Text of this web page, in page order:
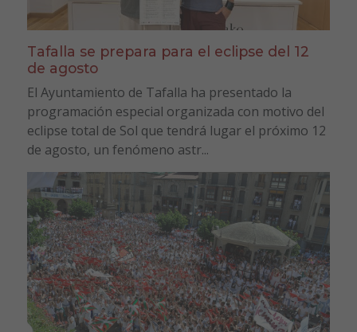
Tafalla se prepara para el eclipse del 12
de agosto
El Ayuntamiento de Tafalla ha presentado la
programación especial organizada con motivo del
eclipse total de Sol que tendrá lugar el próximo 12
de agosto, un fenómeno astr...